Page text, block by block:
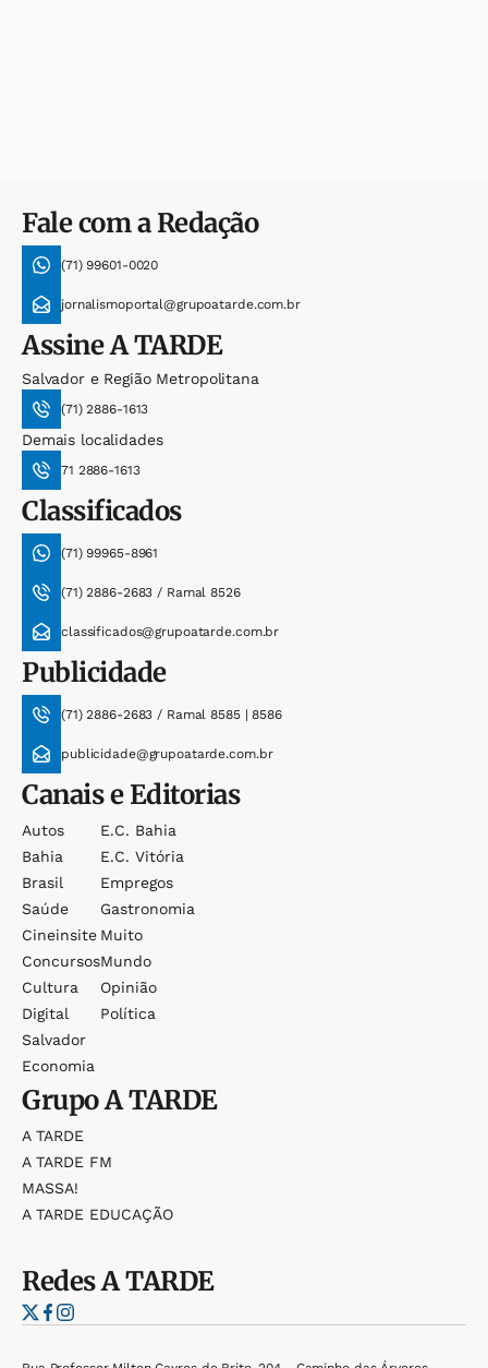
Fale com a Redação
(71) 99601-0020
jornalismoportal@grupoatarde.com.br
AssineA TARDE
Salvador e Região Metropolitana
(71) 2886-1613
Demais localidades
71 2886-1613
Classificados
(71) 99965-8961
(71) 2886-2683 / Ramal 8526
classificados@grupoatarde.com.br
Publicidade
(71) 2886-2683 / Ramal 8585 | 8586
publicidade@grupoatarde.com.br
Canais e Editorias
Autos
Bahia
Brasil
Saúde
Cineinsite
Concursos
Cultura
Digital
Salvador
Economia
E.c. Bahia
E.c. Vitória
Empregos
Gastronomia
Muito
Mundo
Opinião
Política
GrupoA TARDE
A TARDE
A TARDE FM
MASSA!
A TARDE EDUCAÇÃO
RedesA TARDE